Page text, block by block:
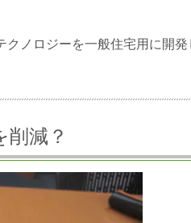
ノロジーを一般住宅用に開発
減？